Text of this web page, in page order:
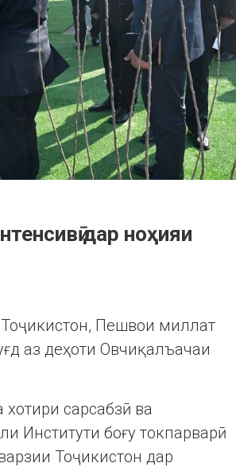
дар ноҳияи
Пешвои миллат
аз деҳоти Овчиқалъачаи
сарсабзӣ ва
Институти боғу токпарварӣ
Тоҷикистон дар